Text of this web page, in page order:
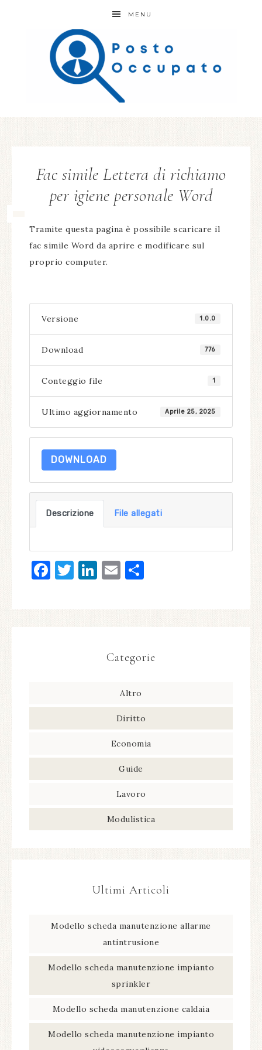
MENU
Fac simile Lettera di richiamo
per igiene personale Word
Tramite questa pagina è possibile scaricare il
fac simile Word da aprire e modificare sul
proprio computer.
Versione 1.0.0
Download 776
Conteggio file 1
Ultimo aggiornamento Aprile 25, 2025
DOWNLOAD
Descrizione File allegati
Facebook
Twitter
LinkedIn
Email
Categorie
Altro
Diritto
Economia
Guide
Lavoro
Modulistica
Ultimi Articoli
Modello scheda manutenzione allarme
antintrusione​
Modello scheda manutenzione impianto
sprinkler​
Modello scheda manutenzione caldaia​
Modello scheda manutenzione impianto